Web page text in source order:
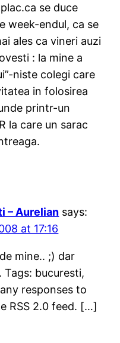
se duce
week-endul, ca se
ales ca vineri auzi
: la mine a
niste colegi care
in folosirea
printr-un
la care un sarac
– Aurelian says:
at 17:16
mine.. ;) dar
Tags: bucuresti,
responses to
RSS 2.0 feed. […]